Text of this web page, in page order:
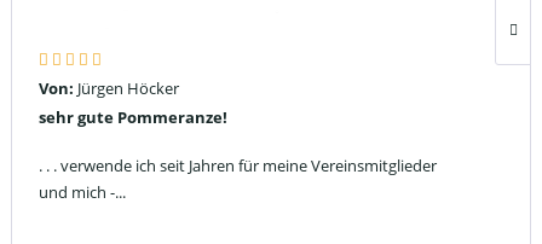
Von: Jürgen Höcker
sehr gute Pommeranze!
. . . verwende ich seit Jahren für meine Vereinsmitglieder
und mich -...